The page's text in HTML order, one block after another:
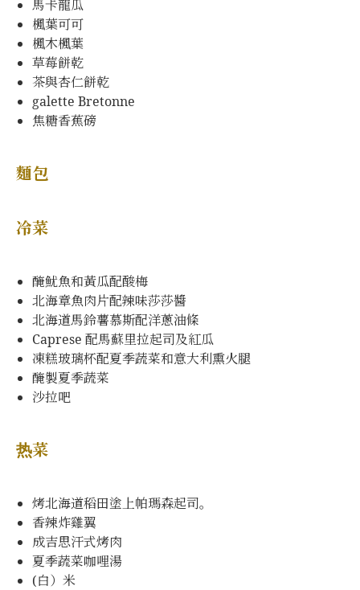
馬卡龍瓜
楓葉可可
楓木楓葉
草莓餅乾
茶與杏仁餅乾
galette Bretonne
焦糖香蕉磅
麵包
冷菜
醃魷魚和黃瓜配酸梅
北海章魚肉片配辣味莎莎醬
北海道馬鈴薯慕斯配洋蔥油條
Caprese 配馬蘇里拉起司及紅瓜
凍糕玻璃杯配夏季蔬菜和意大利熏火腿
醃製夏季蔬菜
沙拉吧
热菜
烤北海道稻田塗上帕瑪森起司。
香辣炸雞翼
成吉思汗式烤肉
夏季蔬菜咖哩湯
(白）米